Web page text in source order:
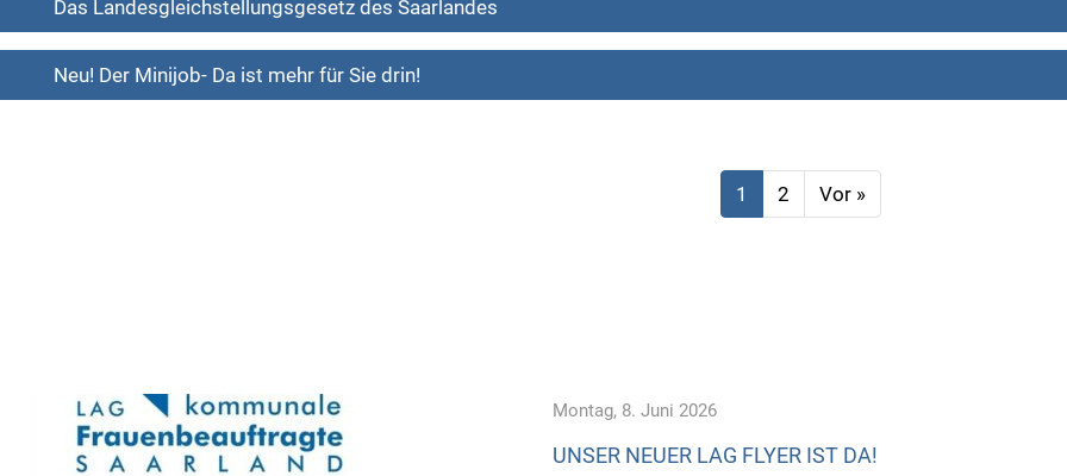
Das Landesgleichstellungsgesetz des Saarlandes
Neu! Der Minijob- Da ist mehr für Sie drin!
1 2 Vor »
Montag, 8. Juni 2026
UNSER NEUER LAG FLYER IST DA!